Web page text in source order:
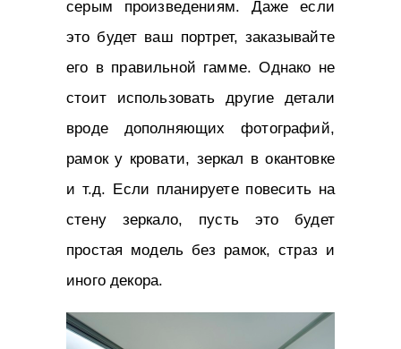
серым произведениям. Даже если
это будет ваш портрет, заказывайте
его в правильной гамме. Однако не
стоит использовать другие детали
вроде дополняющих фотографий,
рамок у кровати, зеркал в окантовке
и т.д. Если планируете повесить на
стену зеркало, пусть это будет
простая модель без рамок, страз и
иного декора.